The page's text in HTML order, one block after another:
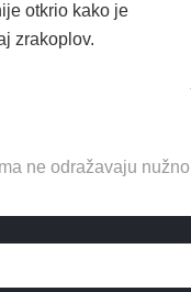
otkrio kako je
zrakoplov.
ne odražavaju nužno